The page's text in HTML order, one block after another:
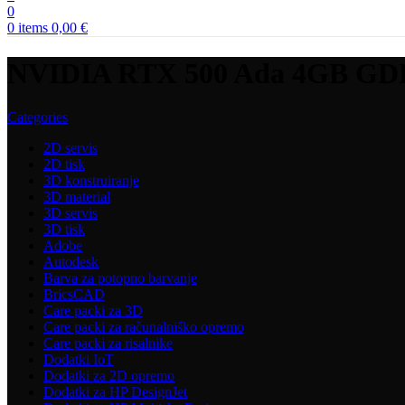
0
0 items 0,00 €
Categories
2D servis
2D tisk
3D konstruiranje
3D material
3D servis
3D tisk
Adobe
Autodesk
Barva za potopno barvanje
BricsCAD
Care packi za 3D
Care packi za računalniško opremo
Care packi za risalnike
Dodatki IoT
Dodatki za 2D opremo
Dodatki za HP DesignJet